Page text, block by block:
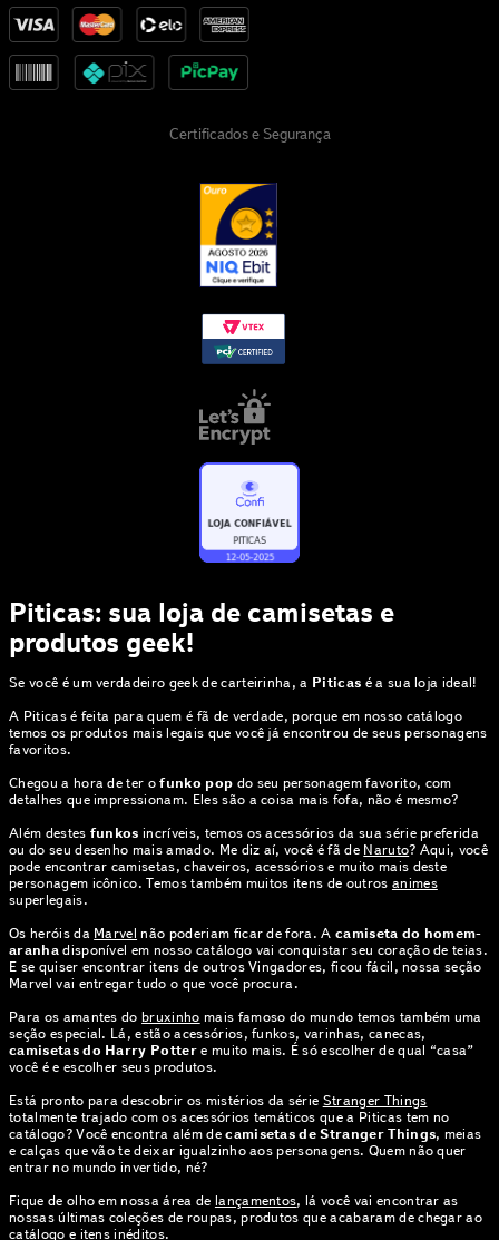
Certificados e Segurança
Piticas: sua loja de camisetas e
produtos geek!
Se você é um verdadeiro geek de carteirinha, a Piticas é a sua loja ideal!
A Piticas é feita para quem é fã de verdade, porque em nosso catálogo
temos os produtos mais legais que você já encontrou de seus personagens
favoritos.
Chegou a hora de ter ofunko pop do seu personagem favorito, com
detalhes que impressionam. Eles são a coisa mais fofa, não é mesmo?
Além destes funkos incríveis, temos os acessórios da sua série preferida
ou do seu desenho mais amado. Me diz aí, você é fã de Naruto? Aqui, você
pode encontrar camisetas, chaveiros, acessórios e muito mais deste
personagem icônico. Temos também muitos itens de outros animes
superlegais.
Os heróis da Marvel não poderiam ficar de fora. Acamiseta do homem-
aranhadisponível em nosso catálogo vai conquistar seu coração de teias.
E se quiser encontrar itens de outros Vingadores, ficou fácil, nossa seção
Marvel vai entregar tudo o que você procura.
Para os amantes dobruxinho mais famoso do mundo temos também uma
seção especial. Lá, estão acessórios, funkos, varinhas, canecas,
camisetas do Harry Potter e muito mais. É só escolher de qual “casa”
você é e escolher seus produtos.
Está pronto para descobrir os mistérios da série Stranger Things
totalmente trajado com os acessórios temáticos que a Piticas tem no
catálogo? Você encontra além decamisetas de Stranger Things, meias
e calças que vão te deixar igualzinho aos personagens. Quem não quer
entrar no mundo invertido, né?
Fique de olho em nossa área de lançamentos, lá você vai encontrar as
nossas últimas coleções de roupas, produtos que acabaram de chegar ao
catálogo e itens inéditos.